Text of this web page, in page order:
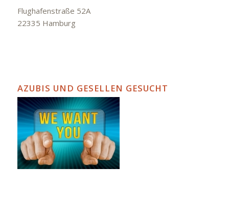
Flughafenstraße 52A
22335 Hamburg
AZUBIS UND GESELLEN GESUCHT